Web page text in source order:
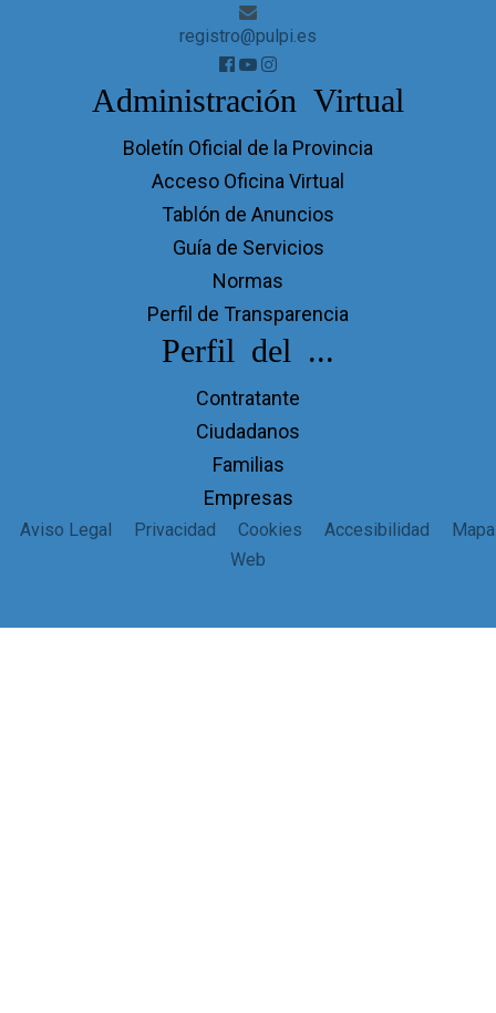
registro@pulpi.es
Administración Virtual
Boletín Oficial de la Provincia
Acceso Oficina Virtual
Tablón de Anuncios
Guía de Servicios
Normas
Perfil de Transparencia
Perfil del ...
Contratante
Ciudadanos
Familias
Empresas
Aviso Legal Privacidad Cookies Accesibilidad
Mapa
Web